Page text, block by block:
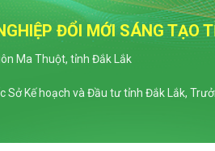
ĐỔI MỚI SÁNG TẠO
Ma Thuột, tỉnh Đắk Lắk
Sở Kế hoạch và Đầu tư tỉnh Đắk Lắk,